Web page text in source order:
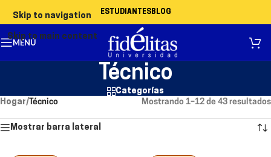
Skip to navigation
Skip to main content
ESTUDIANTESBLOG
MENÚ
Técnico
Categorías
Hogar/Técnico Mostrando 1–12 de 43 resultados
Mostrar barra lateral